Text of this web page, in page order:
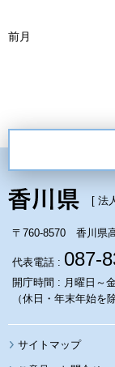
前月
[ 法
〒760-8570 香川県
代表電話 : 087-
開庁時間 : 月曜日～
（休日・年末年始を
サイトマップ